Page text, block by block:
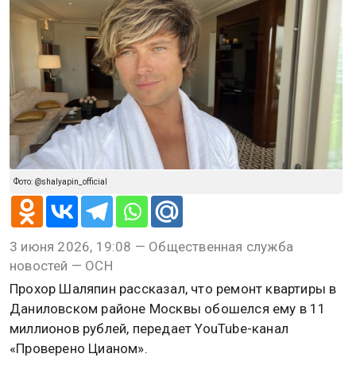
Фото: @shalyapin_official
3 июня 2026, 19:08 — Общественная служба
новостей — ОСН
Прохор Шаляпин рассказал, что ремонт квартиры в
Даниловском районе Москвы обошелся ему в 11
миллионов рублей, передает YouTube-канал
«Проверено Цианом».